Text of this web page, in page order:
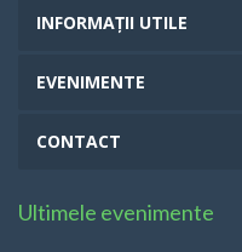
INFORMAȚII UTILE
EVENIMENTE
CONTACT
Ultimele evenimente